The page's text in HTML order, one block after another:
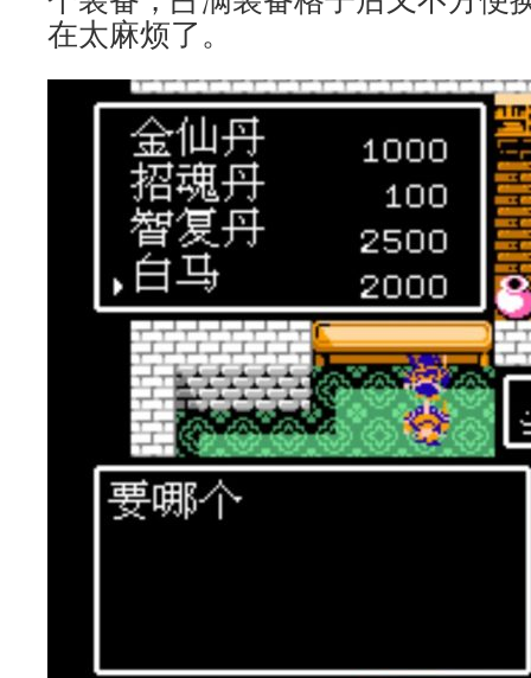
在太麻烦了。